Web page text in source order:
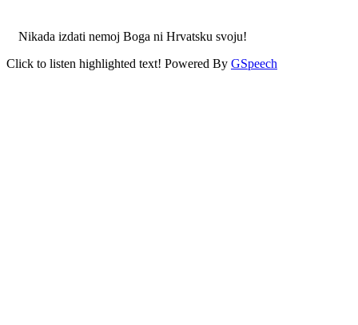
Nikada izdati nemoj Boga ni Hrvatsku svoju!
Click to listen highlighted text! Powered By GSpeech